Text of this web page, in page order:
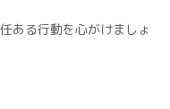
ある行動を心がけましょ